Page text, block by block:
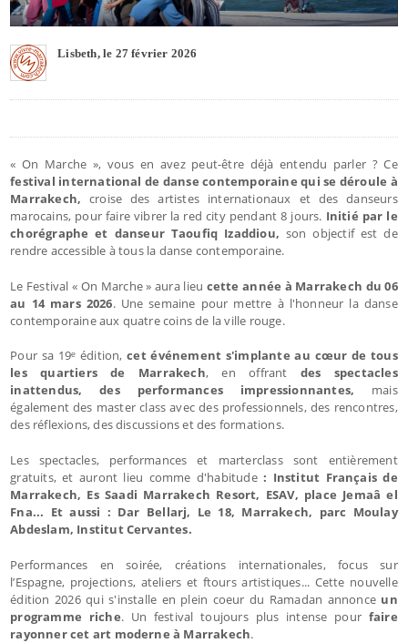
Lisbeth, le 27 février 2026
« On Marche », vous en avez peut-être déjà entendu parler ? Ce
festival international de danse contemporaine qui se déroule à
Marrakech,croise des artistes internationaux et des danseurs
marocains, pour faire vibrer la red city pendant 8 jours. Initié par le
chorégraphe et danseur Taoufiq Izaddiou, son objectif est de
rendre accessible à tous la danse contemporaine.
Le Festival « On Marche » aura lieu cette année à Marrakech du 06
au 14 mars 2026. Une semaine pour mettre à l'honneur la danse
contemporaine aux quatre coins de la ville rouge.
Pour sa 19ᵉ édition,cet événement s'implante au cœur de tous
les quartiers de Marrakech, en offrant des spectacles
inattendus, des performances impressionnantes, mais
également des master class avec des professionnels, des rencontres,
des réflexions, des discussions et des formations.
Les spectacles, performances et marterclass sont entièrement
gratuits, et auront lieu comme d'habitude: Institut Français de
Marrakech, Es Saadi Marrakech Resort, ESAV, place Jemaâ el
Fna... Et aussi : Dar Bellarj, Le 18, Marrakech, parc Moulay
Abdeslam, Institut Cervantes.
Performances en soirée, créations internationales, focus sur
l’Espagne, projections, ateliers et ftours artistiques... Cette nouvelle
édition 2026 qui s'installe en plein coeur du Ramadan annonce un
programme riche. Un festival toujours plus intense pour faire
rayonner cet art moderne à Marrakech.